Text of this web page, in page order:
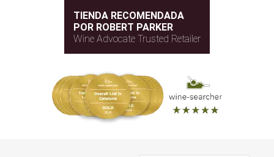
TIENDA RECOMENDADA
POR ROBERT PARKER
Wine Advocate Trusted Retailer